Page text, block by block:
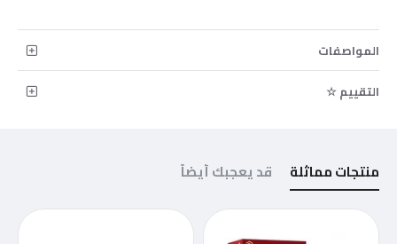
المواصفات
التقييم ☆
منتجات مماثلة قد يعجبك أيضاً